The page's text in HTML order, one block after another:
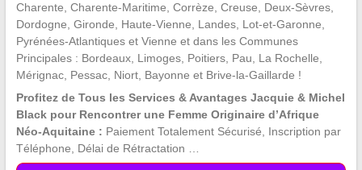
Charente, Charente-Maritime, Corrèze, Creuse, Deux-Sèvres,
Dordogne, Gironde, Haute-Vienne, Landes, Lot-et-Garonne,
Pyrénées-Atlantiques et Vienne et dans les Communes
Principales : Bordeaux, Limoges, Poitiers, Pau, La Rochelle,
Mérignac, Pessac, Niort, Bayonne et Brive-la-Gaillarde !
Profitez de Tous les Services & Avantages Jacquie & Michel
Black pour Rencontrer une Femme Originaire d’Afrique
Néo-Aquitaine : Paiement Totalement Sécurisé, Inscription par
Téléphone, Délai de Rétractation …